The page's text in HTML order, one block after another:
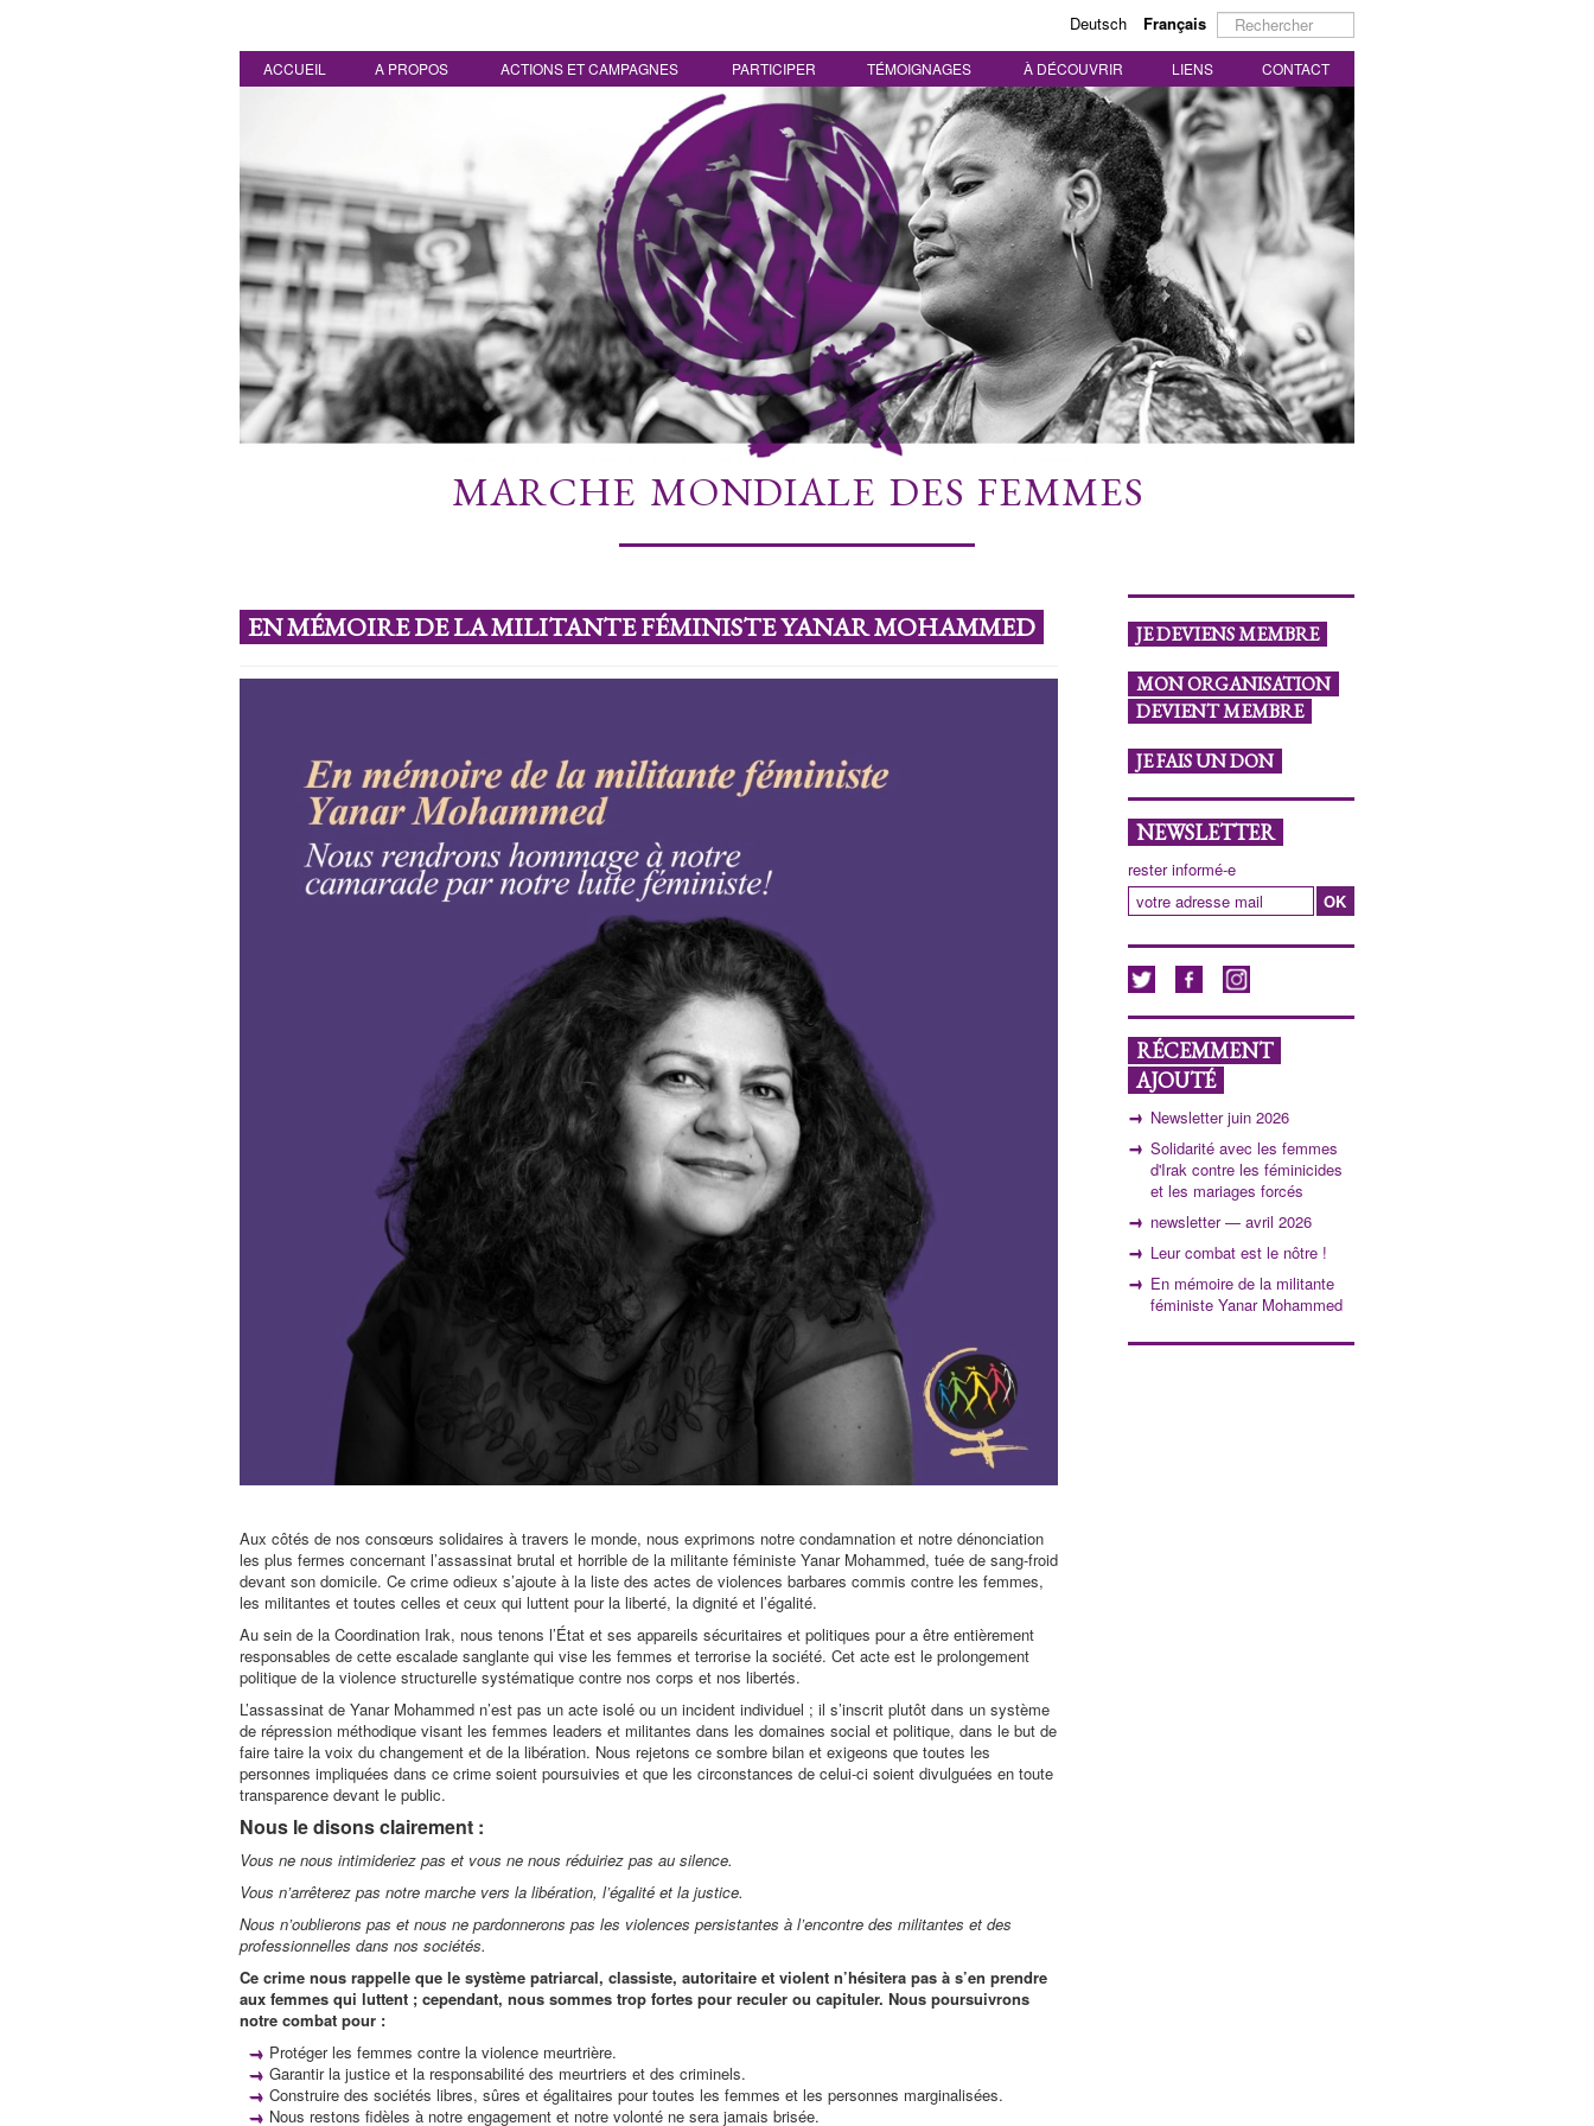
Deutsch Français Rechercher
ACCUEIL A PROPOS ACTIONS ET CAMPAGNES PARTICIPER TÉMOIGNAGES À DÉCOUVRIR LIENS CONTACT
MARCHE MONDIALE DES FEMMES
EN MÉMOIRE DE LA MILITANTE FÉMINISTE YANAR MOHAMMED
Aux côtés de nos consœurs solidaires à travers le monde, nous exprimons notre condamnation et notre dénonciation
les plus fermes concernant l’assassinat brutal et horrible de la militante féministe Yanar Mohammed, tuée de sang-froid
devant son domicile. Ce crime odieux s’ajoute à la liste des actes de violences barbares commis contre les femmes,
les militantes et toutes celles et ceux qui luttent pour la liberté, la dignité et l’égalité.
​Au sein de la Coordination Irak, nous tenons l’État et ses appareils sécuritaires et politiques pour a être entièrement
responsables de cette escalade sanglante qui vise les femmes et terrorise la société. Cet acte est le prolongement
politique de la violence structurelle systématique contre nos corps et nos libertés.
​L’assassinat de Yanar Mohammed n’est pas un acte isolé ou un incident individuel ; il s’inscrit plutôt dans un système
de répression méthodique visant les femmes leaders et militantes dans les domaines social et politique, dans le but de
faire taire la voix du changement et de la libération. Nous rejetons ce sombre bilan et exigeons que toutes les
personnes impliquées dans ce crime soient poursuivies et que les circonstances de celui-ci soient divulguées en toute
transparence devant le public.
​Nous le disons clairement :
​Vous ne nous intimideriez pas et vous ne nous réduiriez pas au silence.
​Vous n’arrêterez pas notre marche vers la libération, l’égalité et la justice.
​Nous n’oublierons pas et nous ne pardonnerons pas les violences persistantes à l’encontre des militantes et des
professionnelles dans nos sociétés.
​Ce crime nous rappelle que le système patriarcal, classiste, autoritaire et violent n’hésitera pas à s’en prendre
aux femmes qui luttent ; cependant, nous sommes trop fortes pour reculer ou capituler. Nous poursuivrons
notre combat pour :
​Protéger les femmes contre la violence meurtrière.​
Garantir la justice et la responsabilité des meurtriers et des criminels.​
Construire des sociétés libres, sûres et égalitaires pour toutes les femmes et les personnes marginalisées.
​Nous restons fidèles à notre engagement et notre volonté ne sera jamais brisée.
JE DEVIENS MEMBRE
MON ORGANISATION
DEVIENT MEMBRE
JE FAIS UN DON
NEWSLETTER
rester informé-e
RÉCEMMENT
AJOUTÉ
Newsletter juin 2026
Solidarité avec les femmes
d'Irak contre les féminicides
et les mariages forcés
newsletter — avril 2026
Leur combat est le nôtre !
En mémoire de la militante
féministe Yanar Mohammed